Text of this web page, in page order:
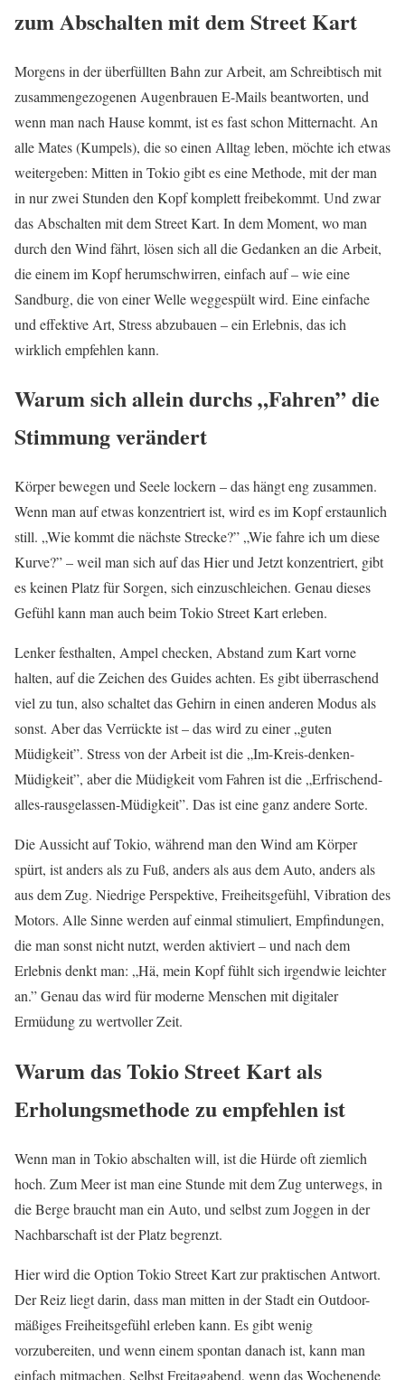
zum Abschalten mit dem Street Kart
Morgens in der überfüllten Bahn zur Arbeit, am Schreibtisch mit
zusammengezogenen Augenbrauen E-Mails beantworten, und
wenn man nach Hause kommt, ist es fast schon Mitternacht. An
alle Mates (Kumpels), die so einen Alltag leben, möchte ich etwas
weitergeben: Mitten in Tokio gibt es eine Methode, mit der man
in nur zwei Stunden den Kopf komplett freibekommt. Und zwar
das Abschalten mit dem Street Kart. In dem Moment, wo man
durch den Wind fährt, lösen sich all die Gedanken an die Arbeit,
die einem im Kopf herumschwirren, einfach auf – wie eine
Sandburg, die von einer Welle weggespült wird. Eine einfache
und effektive Art, Stress abzubauen – ein Erlebnis, das ich
wirklich empfehlen kann.
Warum sich allein durchs „Fahren” die
Stimmung verändert
Körper bewegen und Seele lockern – das hängt eng zusammen.
Wenn man auf etwas konzentriert ist, wird es im Kopf erstaunlich
still. „Wie kommt die nächste Strecke?” „Wie fahre ich um diese
Kurve?” – weil man sich auf das Hier und Jetzt konzentriert, gibt
es keinen Platz für Sorgen, sich einzuschleichen. Genau dieses
Gefühl kann man auch beim Tokio Street Kart erleben.
Lenker festhalten, Ampel checken, Abstand zum Kart vorne
halten, auf die Zeichen des Guides achten. Es gibt überraschend
viel zu tun, also schaltet das Gehirn in einen anderen Modus als
sonst. Aber das Verrückte ist – das wird zu einer „guten
Müdigkeit”. Stress von der Arbeit ist die „Im-Kreis-denken-
Müdigkeit”, aber die Müdigkeit vom Fahren ist die „Erfrischend-
alles-rausgelassen-Müdigkeit”. Das ist eine ganz andere Sorte.
Die Aussicht auf Tokio, während man den Wind am Körper
spürt, ist anders als zu Fuß, anders als aus dem Auto, anders als
aus dem Zug. Niedrige Perspektive, Freiheitsgefühl, Vibration des
Motors. Alle Sinne werden auf einmal stimuliert, Empfindungen,
die man sonst nicht nutzt, werden aktiviert – und nach dem
Erlebnis denkt man: „Hä, mein Kopf fühlt sich irgendwie leichter
an.” Genau das wird für moderne Menschen mit digitaler
Ermüdung zu wertvoller Zeit.
Warum das Tokio Street Kart als
Erholungsmethode zu empfehlen ist
Wenn man in Tokio abschalten will, ist die Hürde oft ziemlich
hoch. Zum Meer ist man eine Stunde mit dem Zug unterwegs, in
die Berge braucht man ein Auto, und selbst zum Joggen in der
Nachbarschaft ist der Platz begrenzt.
Hier wird die Option Tokio Street Kart zur praktischen Antwort.
Der Reiz liegt darin, dass man mitten in der Stadt ein Outdoor-
mäßiges Freiheitsgefühl erleben kann. Es gibt wenig
vorzubereiten, und wenn einem spontan danach ist, kann man
einfach mitmachen. Selbst Freitagabend, wenn das Wochenende